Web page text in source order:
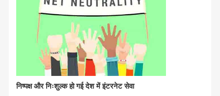
निष्पक्ष और निःशुल्क हो गई देश में इंटरनेट सेवा